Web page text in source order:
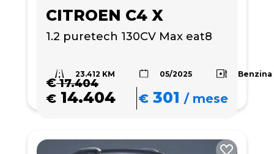
CITROEN C4 X
1.2 puretech 130CV Max eat8
23.412 KM 05/2025 Benzina
€17.404
€ 14.404 € 301 /mese